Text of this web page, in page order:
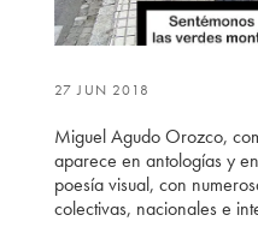
27 JUN 2018
Miguel Agudo Orozco,
aparece en antologías y
poesía visual, con
colectivas, nacionales e